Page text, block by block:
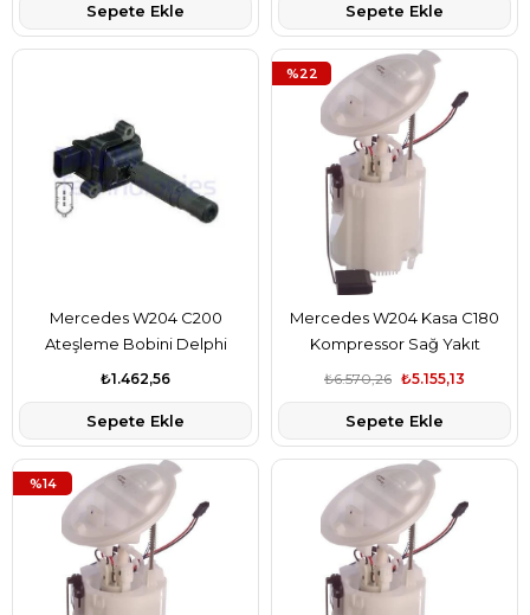
Sepete Ekle Sepete Ekle
Mercedes W204 C200
Ateşleme Bobini Delphi
Marka A0001502580
₺1.462,56
Sepete Ekle
Mercedes W204 Kasa C180
Kompressor Sağ Yakıt
Pompası Şamandıralı Hella
₺5.155,13
₺6.570,26
Sepete Ekle
%22
%14